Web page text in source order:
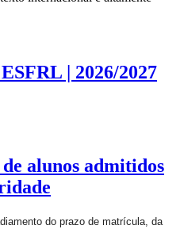
| 2026/2027
alunos admitidos
do prazo de matrícula, da